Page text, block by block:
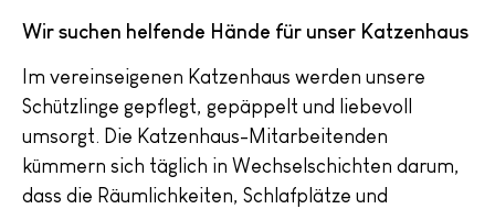
Wir suchen helfende Hände für unser Katzenhaus
Im vereinseigenen Katzenhaus werden unsere
Schützlinge gepflegt, gepäppelt und liebevoll
umsorgt. Die Katzenhaus-Mitarbeitenden
kümmern sich täglich in Wechselschichten darum,
dass die Räumlichkeiten, Schlafplätze und